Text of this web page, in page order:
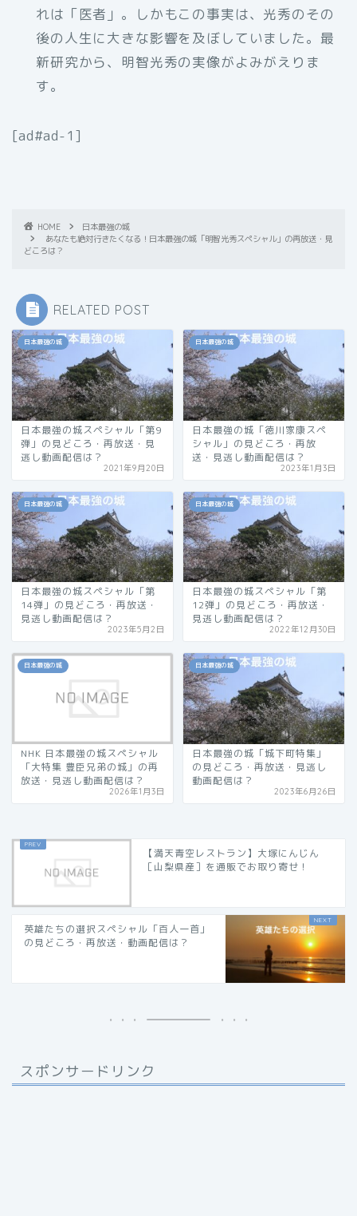
れは「医者」。しかもこの事実は、光秀のその
後の人生に大きな影響を及ぼしていました。最
新研究から、明智光秀の実像がよみがえりま
す。
[ad#ad-1]
HOME
日本最強の城
あなたも絶対行きたくなる！日本最強の城「明智光秀スペシャル」の再放送・見
どころは？
RELATED POST
日本最強の城
日本最強の城スペシャル「第9
弾」の見どころ・再放送・見
逃し動画配信は？
2021年9月20日
日本最強の城
日本最強の城「徳川家康スペ
シャル」の見どころ・再放
送・見逃し動画配信は？
2023年1月3日
日本最強の城
日本最強の城スペシャル「第
14弾」の見どころ・再放送・
見逃し動画配信は？
2023年5月2日
日本最強の城
日本最強の城スペシャル「第
12弾」の見どころ・再放送・
見逃し動画配信は？
2022年12月30日
日本最強の城
NHK 日本最強の城スペシャル
「大特集 豊臣兄弟の城」の再
放送・見逃し動画配信は？
2026年1月3日
日本最強の城
日本最強の城「城下町特集」
の見どころ・再放送・見逃し
動画配信は？
2023年6月26日
【満天青空レストラン】大塚にんじん
［山梨県産］を通販でお取り寄せ！
英雄たちの選択スペシャル「百人一首」
の見どころ・再放送・動画配信は？
スポンサードリンク